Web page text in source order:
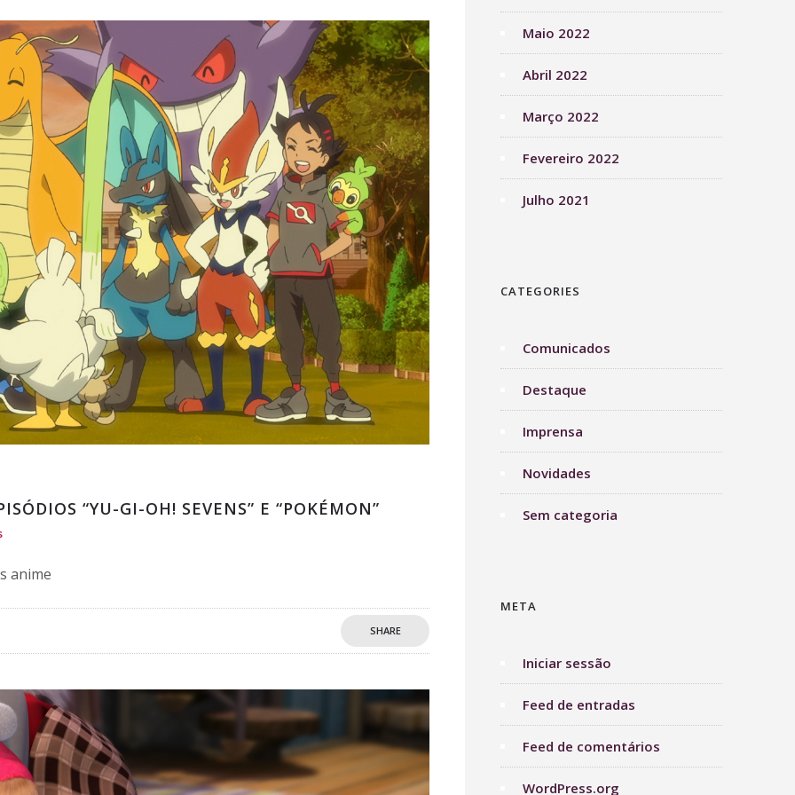
“YU-GI-OH! SEVENS” E “POKÉMON”
anime
SHARE
Maio 2022
Abril 2022
Março 2022
Fevereiro 2022
Julho 2021
CATEGORIES
Comunicados
Destaque
Imprensa
Novidades
Sem categoria
META
Iniciar sessão
Feed de entradas
Feed de comentários
WordPress.org